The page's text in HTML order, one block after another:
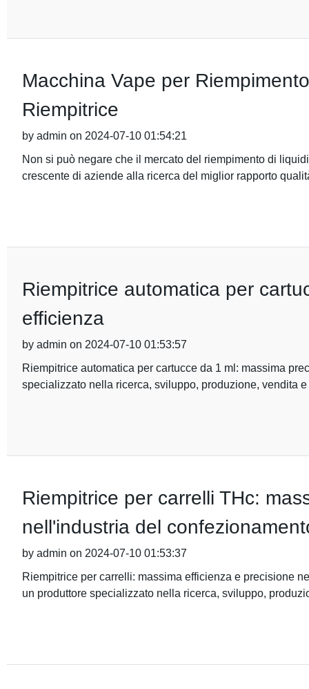
Macchina Vape per
Riempitrice
by admin on 2024-07-10 01:54:21
Non si può negare che il mercato del riempimento di
crescente di aziende alla ricerca del miglior rapporto
Riempitrice automatica per
efficienza
by admin on 2024-07-10 01:53:57
Riempitrice automatica per cartucce da 1 ml: massima
specializzato nella ricerca, sviluppo, produzione, vendita
Riempitrice per carrelli THc:
nell'industria del
by admin on 2024-07-10 01:53:37
Riempitrice per carrelli: massima efficienza e precisione
un produttore specializzato nella ricerca, sviluppo,